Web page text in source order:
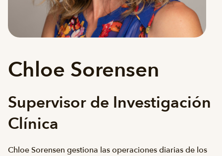
Chloe Sorensen
Supervisor de Investigación
Clínica
Chloe Sorensen gestiona las operaciones diarias de los